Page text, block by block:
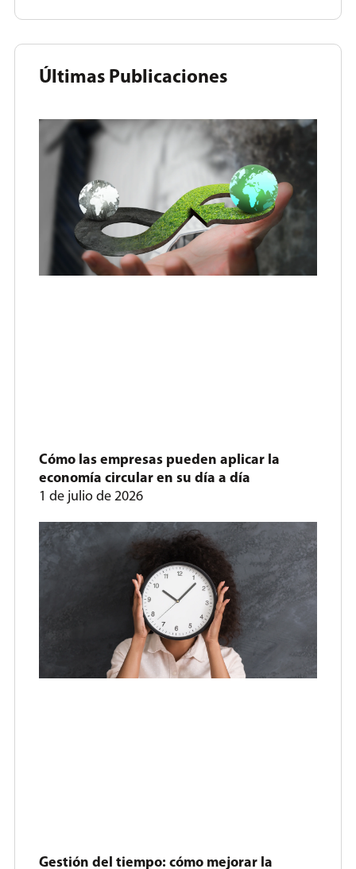
Últimas Publicaciones
Cómo las empresas pueden aplicar la
economía circular en su día a día
1 de julio de 2026
Gestión del tiempo: cómo mejorar la